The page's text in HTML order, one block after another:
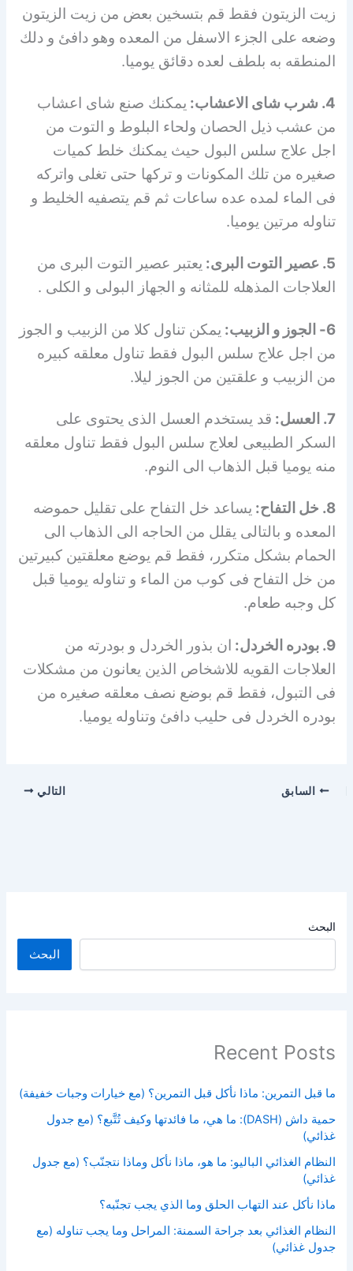
البحث
البحث
Recent Posts
ما قبل التمرين: ماذا نأكل قبل التمرين؟ (مع خيارات وجبات خفيفة)
حمية داش (DASH): ما هي، ما فائدتها وكيف تُتَّبع؟ (مع جدول
غذائي)
النظام الغذائي الباليو: ما هو، ماذا نأكل وماذا نتجنّب؟ (مع جدول
غذائي)
ماذا نأكل عند التهاب الحلق وما الذي يجب تجنّبه؟
النظام الغذائي بعد جراحة السمنة: المراحل وما يجب تناوله (مع
جدول غذائي)
زيت الزيتون فقط قم بتسخين بعض من زيت الزيتون
وضعه على الجزء الاسفل من المعده وهو دافئ و دلك
المنطقه به بلطف لعده دقائق يوميا.
4. شرب شاى الاعشاب:
يمكنك صنع شاى اعشاب
من عشب ذيل الحصان ولحاء البلوط و التوت من
اجل علاج سلس البول حيث يمكنك خلط كميات
صغيره من تلك المكونات و تركها حتى تغلى واتركه
فى الماء لمده عده ساعات ثم قم يتصفيه الخليط و
تناوله مرتين يوميا.
5. عصير التوت البرى:
يعتبر عصير التوت البرى من
العلاجات المذهله للمثانه و الجهاز البولى و الكلى .
6- الجوز و الزبيب:
يمكن تناول كلا من الزبيب و الجوز
من اجل علاج سلس البول فقط تناول معلقه كبيره
من الزبيب و علقتين من الجوز ليلا.
7. العسل:
قد يستخدم العسل الذى يحتوى على
السكر الطبيعى لعلاج سلس البول فقط تناول معلقه
منه يوميا قبل الذهاب الى النوم.
8. خل التفاح:
يساعد خل التفاح على تقليل حموضه
المعده و بالتالى يقلل من الحاجه الى الذهاب الى
الحمام بشكل متكرر، فقط قم يوضع معلقتين كبيرتين
من خل التفاح فى كوب من الماء و تناوله يوميا قبل
كل وجبه طعام.
9. بودره الخردل:
ان بذور الخردل و بودرته من
العلاجات القويه للاشخاص الذين يعانون من مشكلات
فى التبول، فقط قم بوضع نصف معلقه صغيره من
بودره الخردل فى حليب دافئ وتناوله يوميا.
السابق التالي